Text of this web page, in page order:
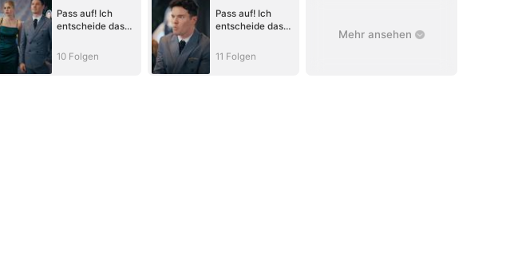
Pass auf! Ich
entscheide das
Synchronisiert)
10 Folgen
Pass auf! Ich
entscheide das
Synchronisiert)
11 Folgen
Mehr ansehen